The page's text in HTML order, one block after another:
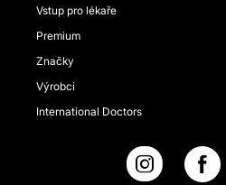
Vstup pro lékaře
Premium
Značky
Výrobci
International Doctors